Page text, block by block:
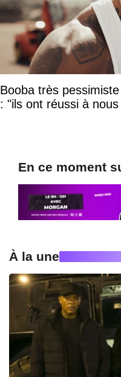
Booba très
: "ils ont réussi à
En ce moment
À la une